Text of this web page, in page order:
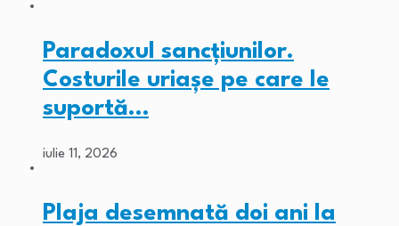
Paradoxul sancțiunilor.
Costurile uriașe pe care le
suportă…
iulie 11, 2026
Plaja desemnată doi ani la